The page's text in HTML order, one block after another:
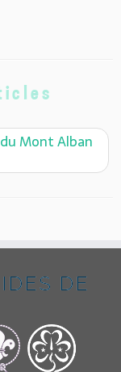
Mont Alban
DE